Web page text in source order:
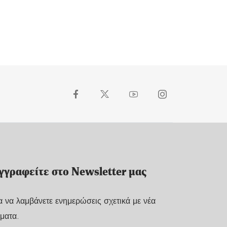
στο Newsletter μας
να λαμβάνετε ενημερώσεις σχετικά με νέα